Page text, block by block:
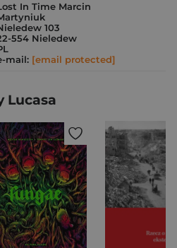
In Time Marcin
103
554 Nieledew
mail: [email protected]
Lucasa